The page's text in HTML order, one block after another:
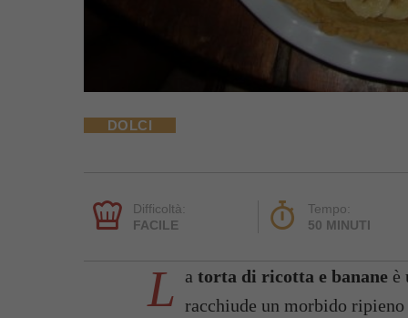
DOLCI
Difficoltà:
FACILE
Tempo:
50 MINUTI
L a torta di ricotta e banane è
racchiude un morbido ripieno